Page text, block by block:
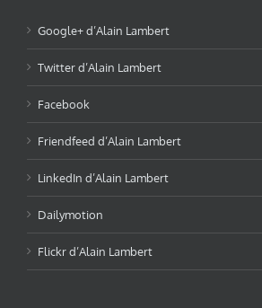
Google+ d’Alain Lambert
Twitter d’Alain Lambert
Facebook
Friendfeed d’Alain Lambert
LinkedIn d’Alain Lambert
Dailymotion
Flickr d’Alain Lambert